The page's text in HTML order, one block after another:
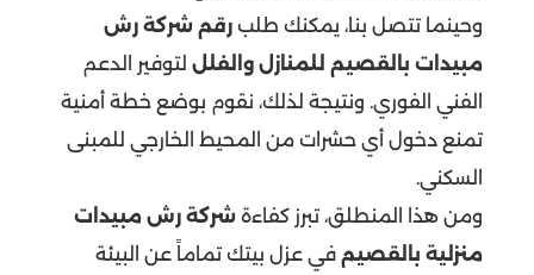
وحينما تتصل بنا، يمكنك طلبرقم شركة رش
مبيدات بالقصيم للمنازل والفلل لتوفير الدعم
الفني الفوري. ونتيجة لذلك، نقوم بوضع خطة أمنية
تمنع دخول أي حشرات من المحيط الخارجي للمبنى
السكني.
ومن هذا المنطلق، تبرز كفاءة شركة رش مبيدات
منزلية بالقصيم في عزل بيتك تماماً عن البيئة